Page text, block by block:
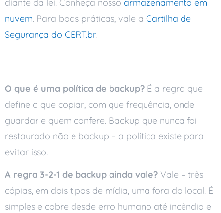
diante da lei. Conheça nosso armazenamento em
nuvem. Para boas práticas, vale a Cartilha de
Segurança do CERT.br.
O que é uma política de backup? É a regra que
define o que copiar, com que frequência, onde
guardar e quem confere. Backup que nunca foi
restaurado não é backup – a política existe para
evitar isso.
A regra 3-2-1 de backup ainda vale? Vale – três
cópias, em dois tipos de mídia, uma fora do local. É
simples e cobre desde erro humano até incêndio e